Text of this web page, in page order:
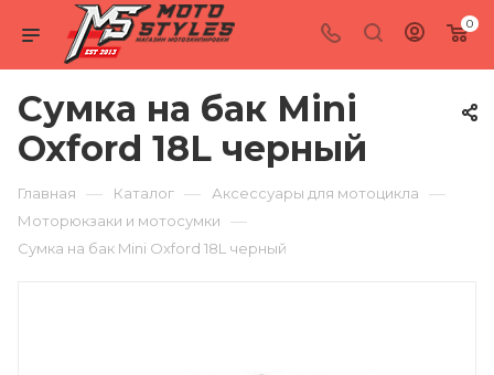
0
Сумка на бак Mini
Oxford 18L черный
Главная — Каталог — Аксессуары для мотоцикла —
Моторюкзаки и мотосумки —
Сумка на бак Mini Oxford 18L черный